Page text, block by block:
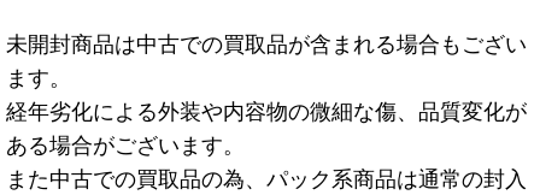
未開封商品は中古での買取品が含まれる場合もござい
ます。
経年劣化による外装や内容物の微細な傷、品質変化が
ある場合がございます。
また中古での買取品の為、パック系商品は通常の封入